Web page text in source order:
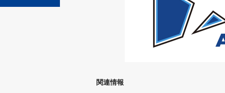
関連情報